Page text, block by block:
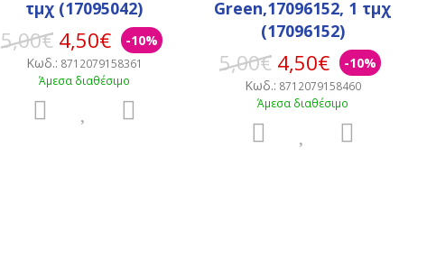
τμχ (17095042)
5,00€ 4,50€
-10%
Κωδ.: 8712079158361
Άμεσα διαθέσιμο
Green,17096152, 1 τμχ
(17096152)
5,00€ 4,50€
-10%
Κωδ.: 8712079158460
Άμεσα διαθέσιμο